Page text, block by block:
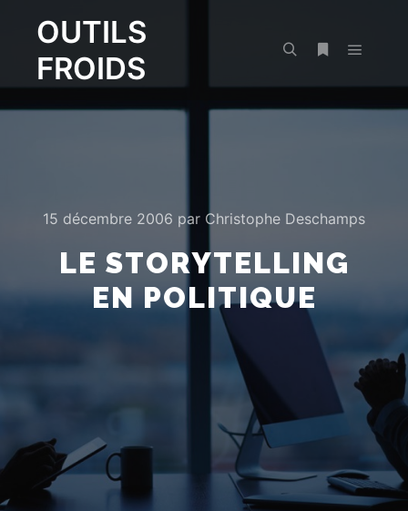
OUTILS
FROIDS
15 décembre 2006 par Christophe Deschamps
LE STORYTELLING
EN POLITIQUE